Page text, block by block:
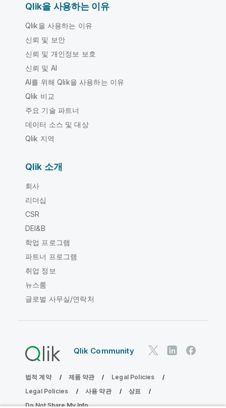
Qlik을 사용하는 이유
Qlik을 사용하는 이유
신뢰 및 보안
신뢰 및 개인정보 보호
신뢰 및 AI
AI를 위해 Qlik을 사용하는 이유
Qlik 비교
주요 기술 파트너
데이터 소스 및 대상
Qlik 지역
Qlik 소개
회사
리더십
CSR
DEI&B
학업 프로그램
파트너 프로그램
취업 정보
뉴스룸
글로벌 사무실/연락처
Qlik Community
법적 계약 제품 약관
Legal Policies
Legal Policies
사용 약관
상표
Do Not Share My Info